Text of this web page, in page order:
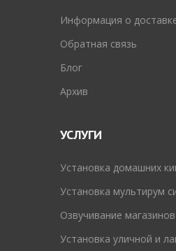
Информация о
Обратная связь
Блог
Архив
УСЛУГИ
Установка домашних
Установка мультирум
Озвучивание
Установка уличной и